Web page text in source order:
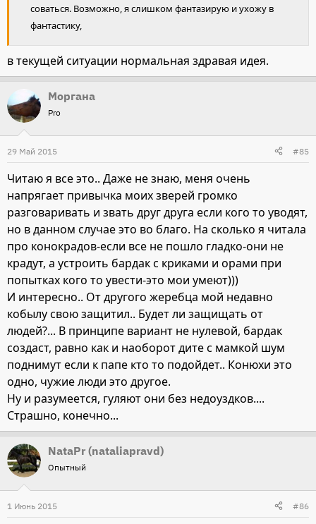
соваться. Возможно, я слишком фантазирую и ухожу в
фантастику,
в текущей ситуации нормальная здравая идея.
Моргана
Pro
29 Май 2015 #85
Читаю я все это.. Даже не знаю, меня очень
напрягает привычка моих зверей громко
разговаривать и звать друг друга если кого то уводят,
но в данном случае это во благо. На сколько я читала
про конокрадов-если все не пошло гладко-они не
крадут, а устроить бардак с криками и орами при
попытках кого то увести-это мои умеют)))
И интересно.. От другого жеребца мой недавно
кобылу свою защитил.. Будет ли защищать от
людей?... В принципе вариант не нулевой, бардак
создаст, равно как и наоборот дите с мамкой шум
поднимут если к папе кто то подойдет.. Конюхи это
одно, чужие люди это другое.
Ну и разумеется, гуляют они без недоуздков....
Страшно, конечно...
NataPr (nataliapravd)
Опытный
1 Июнь 2015 #86